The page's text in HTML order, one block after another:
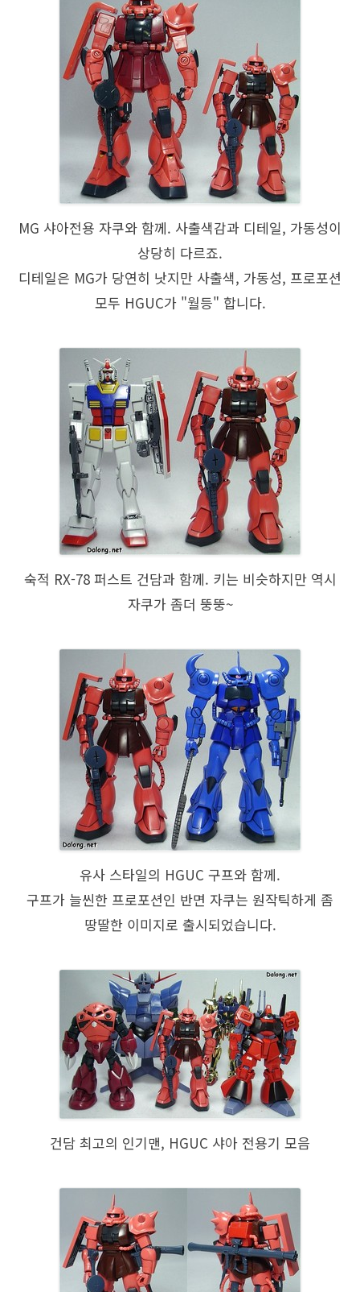
MG 샤아전용 자쿠와 함께. 사출색감과 디테일, 가동성이
상당히 다르죠.
디테일은 MG가 당연히 낫지만 사출색, 가동성, 프로포션
모두 HGUC가 "월등" 합니다.
숙적 RX-78 퍼스트 건담과 함께. 키는 비슷하지만 역시
자쿠가 좀더 뚱뚱~
유사 스타일의 HGUC 구프와 함께.
구프가 늘씬한 프로포션인 반면 자쿠는 원작틱하게 좀
땅딸한 이미지로 출시되었습니다.
건담 최고의 인기맨, HGUC 샤아 전용기 모음